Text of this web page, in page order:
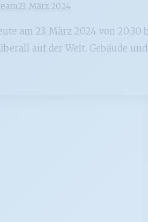
23. März 2024
am 23. März 2024 von
auf der Welt. Gebäude